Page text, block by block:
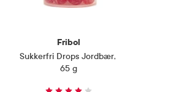
Fribol
Sukkerfri Drops Jordbær,
65 g